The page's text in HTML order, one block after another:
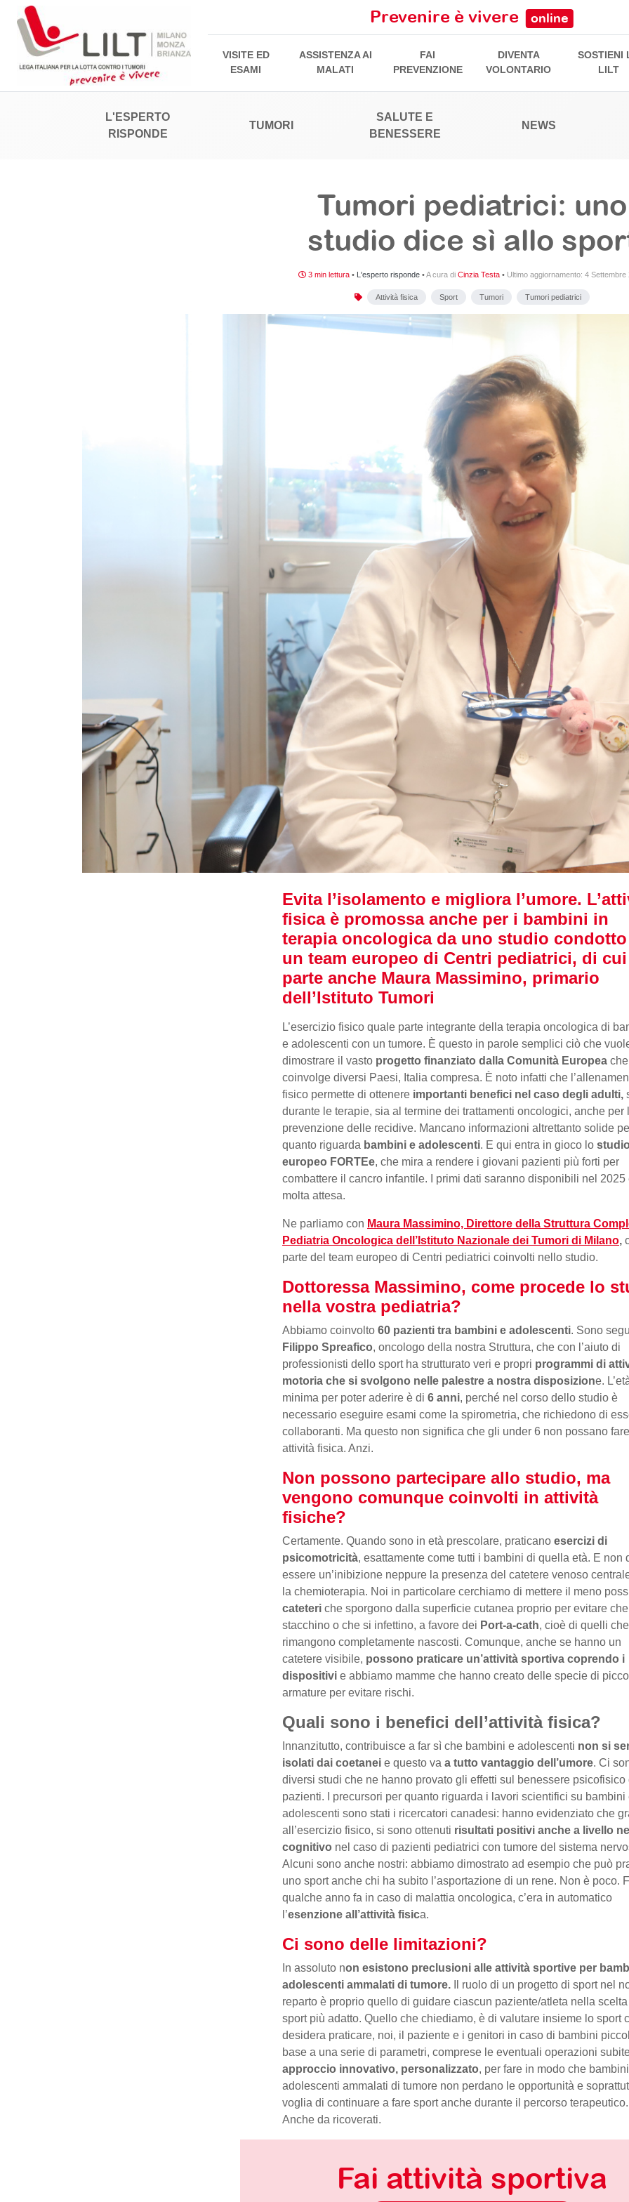
Prevenire è vivere online
VISITE ED
ESAMI
ASSISTENZA AI
MALATI
FAI
PREVENZIONE
DIVENTA
VOLONTARIO
SOSTIENI
LILT
L'ESPERTO
RISPONDE
TUMORI
SALUTE E
BENESSERE
NEWS
Tumori pediatrici: uno
studio dice sì allo
3 min lettura • L'esperto risponde •A cura di Cinzia Testa • Ultimo aggiornamento: 4 Settembre
Attività fisica Sport Tumori Tumori pediatrici
Evita l’isolamento e migliora l’umore.
fisica è promossa anche per i bambini in
terapia oncologica da uno studio
un team europeo di Centri pediatrici, di
parte anche Maura Massimino, primario
dell’Istituto Tumori
L’esercizio fisico quale parte integrante della terapia oncologica di
e adolescenti con un tumore. È questo in parole semplici ciò che
dimostrare il vasto progetto finanziato dalla Comunità Europea che
coinvolge diversi Paesi, Italia compresa. È noto infatti che
fisico permette di ottenere importanti benefici nel caso degli adulti,
durante le terapie, sia al termine dei trattamenti oncologici, anche per
prevenzione delle recidive. Mancano informazioni altrettanto solide
quanto riguarda bambini e adolescenti. E qui entra in gioco lo studio
europeo FORTEe, che mira a rendere i giovani pazienti più forti per
combattere il cancro infantile. I primi dati saranno disponibili nel 2025
molta attesa.
Ne parliamo con Maura Massimino, Direttore della Struttura
Pediatria Oncologica dell’Istituto Nazionale dei Tumori di Milano,
parte del team europeo di Centri pediatrici coinvolti nello studio.
Dottoressa Massimino, come procede lo
nella vostra pediatria?
Abbiamo coinvolto 60 pazienti tra bambini e adolescenti. Sono
Filippo Spreafico, oncologo della nostra Struttura, che con l’aiuto di
professionisti dello sport ha strutturato veri e propri programmi di
motoria che si svolgono nelle palestre a nostra disposizione.
minima per poter aderire è di 6 anni, perché nel corso dello studio è
necessario eseguire esami come la spirometria, che richiedono di
collaboranti. Ma questo non significa che gli under 6 non possano fare
attività fisica. Anzi.
Non possono partecipare allo studio, ma
vengono comunque coinvolti in attività
fisiche?
Certamente. Quando sono in età prescolare, praticano esercizi di
psicomotricità, esattamente come tutti i bambini di quella età. E non
essere un’inibizione neppure la presenza del catetere venoso
la chemioterapia. Noi in particolare cerchiamo di mettere il meno
cateteri che sporgono dalla superficie cutanea proprio per evitare
stacchino o che si infettino, a favore dei Port-a-cath, cioè di quelli che
rimangono completamente nascosti. Comunque, anche se hanno un
catetere visibile, possono praticare un’attività sportiva coprendo i
dispositivi e abbiamo mamme che hanno creato delle specie di
armature per evitare rischi.
Quali sono i benefici dell’attività fisica?
Innanzitutto, contribuisce a far sì che bambini e adolescenti non si
isolati dai coetanei e questo va a tutto vantaggio dell’umore. Ci
diversi studi che ne hanno provato gli effetti sul benessere psicofisico
pazienti. I precursori per quanto riguarda i lavori scientifici su bambini
adolescenti sono stati i ricercatori canadesi: hanno evidenziato che
all’esercizio fisico, si sono ottenuti risultati positivi anche a livello
cognitivo nel caso di pazienti pediatrici con tumore del sistema
Alcuni sono anche nostri: abbiamo dimostrato ad esempio che può
uno sport anche chi ha subito l’asportazione di un rene. Non è poco.
qualche anno fa in caso di malattia oncologica, c’era in automatico
l’esenzione all’attività fisica.
Ci sono delle limitazioni?
In assoluto non esistono preclusioni alle attività sportive per
adolescenti ammalati di tumore. Il ruolo di un progetto di sport nel
reparto è proprio quello di guidare ciascun paziente/atleta nella
sport più adatto. Quello che chiediamo, è di valutare insieme lo sport
desidera praticare, noi, il paziente e i genitori in caso di bambini
base a una serie di parametri, comprese le eventuali operazioni
approccio innovativo, personalizzato, per fare in modo che
adolescenti ammalati di tumore non perdano le opportunità e
voglia di continuare a fare sport anche durante il percorso terapeutico.
Anche da ricoverati.
Fai attività sportiva